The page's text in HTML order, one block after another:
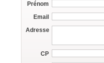
Prénom
Email
Adresse
CP